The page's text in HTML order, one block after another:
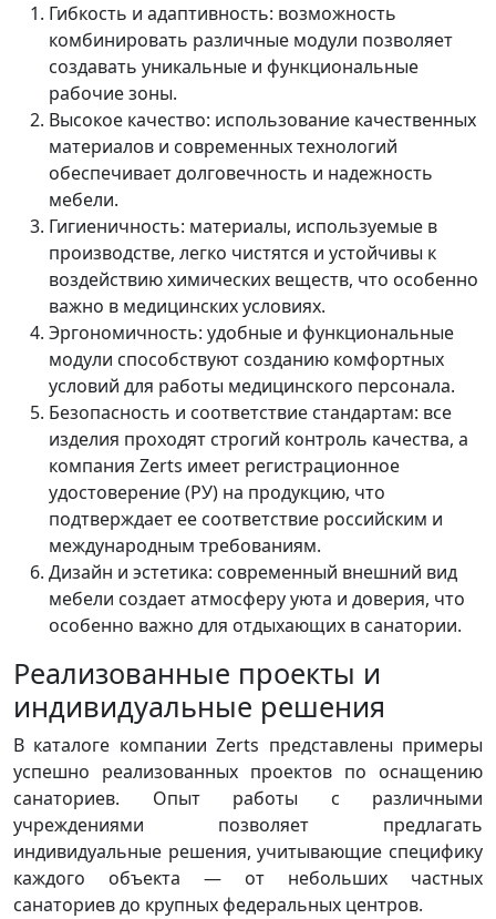
Гибкость и адаптивность: возможность
комбинировать различные модули позволяет
создавать уникальные и функциональные
рабочие зоны.
Высокое качество: использование качественных
материалов и современных технологий
обеспечивает долговечность и надежность
мебели.
Гигиеничность: материалы, используемые в
производстве, легко чистятся и устойчивы к
воздействию химических веществ, что особенно
важно в медицинских условиях.
Эргономичность: удобные и функциональные
модули способствуют созданию комфортных
условий для работы медицинского персонала.
Безопасность и соответствие стандартам: все
изделия проходят строгий контроль качества, а
компания Zerts имеет регистрационное
удостоверение (РУ) на продукцию, что
подтверждает ее соответствие российским и
международным требованиям.
Дизайн и эстетика: современный внешний вид
мебели создает атмосферу уюта и доверия, что
особенно важно для отдыхающих в санатории.
Реализованные проекты и
индивидуальные решения
В каталоге компании Zerts представлены примеры
успешно реализованных проектов по оснащению
санаториев. Опыт работы с различными
учреждениями позволяет предлагать
индивидуальные решения, учитывающие специфику
каждого объекта — от небольших частных
санаториев до крупных федеральных центров.